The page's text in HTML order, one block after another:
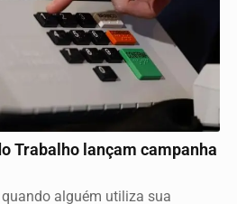
Trabalho lançam campanha
alguém utiliza sua